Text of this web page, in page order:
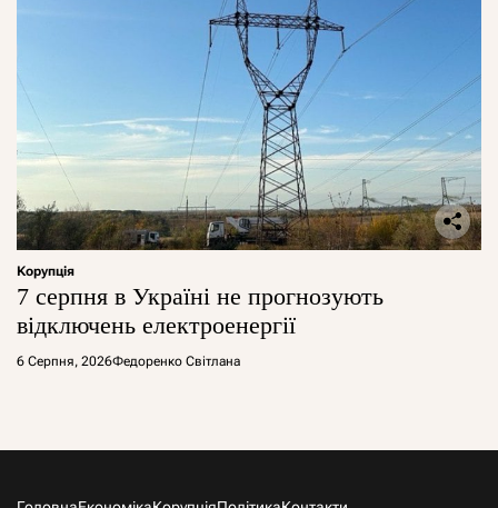
Корупція
7 серпня в Україні не прогнозують
відключень електроенергії
6 Серпня, 2026Федоренко Світлана